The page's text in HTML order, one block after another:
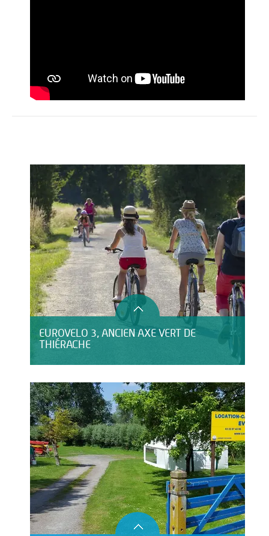
EUROVELO 3, ANCIEN AXE VERT DE
THIÉRACHE